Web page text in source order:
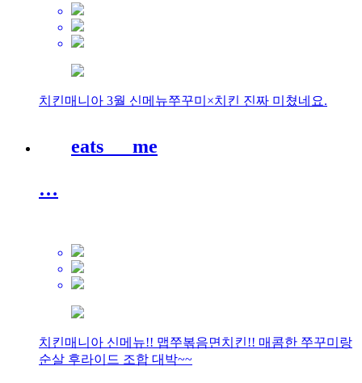
치킨매니아 3월 신메뉴쭈꾸미×치킨 진짜 미쳤네요.
eats___me
…
치킨매니아 신메뉴!! 맵쭈볶음면치킨!! 매콤한 쭈꾸미랑
순살 후라이드 조합 대박~~